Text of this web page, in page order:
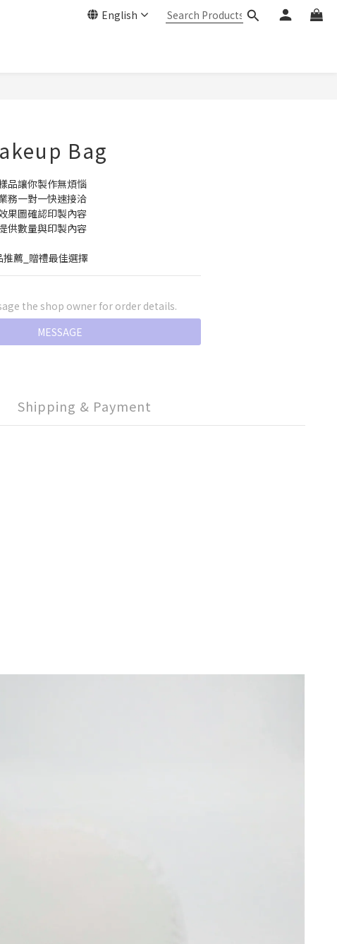
English
Bag
品讓你製作無煩惱
務一對一快速接洽
果圖確認印製內容
供數量與印製內容
薦_贈禮最佳選擇
the shop owner for order details.
MESSAGE
Shipping & Payment